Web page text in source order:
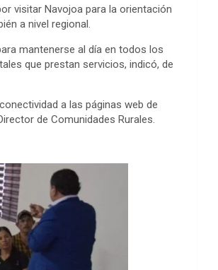
visitar Navojoa para la orientación
a nivel regional.
mantenerse al día en todos los
que prestan servicios, indicó, de
a las páginas web de
de Comunidades Rurales.